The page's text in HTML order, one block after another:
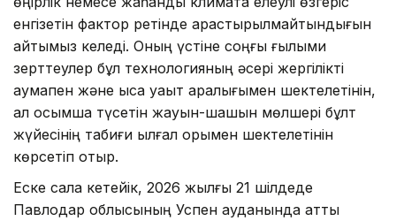
енгізетін фактор ретінде қарастырылмайтындығын
айтқымыз келеді. Оның үстіне соңғы ғылыми
зерттеулер бұл технологияның әсері жергілікті
аумақпен және қысқа уақыт аралығымен шектелетінін,
ал қосымша түсетін жауын-шашын мөлшері бұлт
жүйесінің табиғи ылғал қорымен шектелетінін
көрсетіп отыр.
Еске сала кетейік, 2026 жылғы 21 шілдеде
Павлодар облысының Успен ауданында қатты